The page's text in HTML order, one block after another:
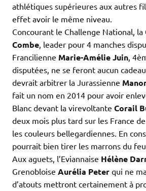
athlétiques supérieures aux autres
effet avoir le même niveau.
Concourant le Challenge National, la
Combe, leader pour 4 manches
Francilienne Marie-Amélie Juin,
disputées, ne se feront aucun
devrait arbitrer la Jurassienne
fait un nom en 2014 pour avoir
Blanc devant la virevoltante Corail
deux mois plus tard sur les France
les couleurs bellegardiennes. En
pourrait bien tirer les marrons du
Aux aguets, l’Eviannaise Hélène
Grenobloise Aurélia Peter qui ne
d’atouts mettront certainement à